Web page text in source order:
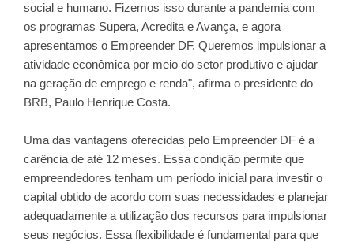
social e humano. Fizemos isso durante a pandemia com
os programas Supera, Acredita e Avança, e agora
apresentamos o Empreender DF. Queremos impulsionar a
atividade econômica por meio do setor produtivo e ajudar
na geração de emprego e renda", afirma o presidente do
BRB, Paulo Henrique Costa.
Uma das vantagens oferecidas pelo Empreender DF é a
carência de até 12 meses. Essa condição permite que
empreendedores tenham um período inicial para investir o
capital obtido de acordo com suas necessidades e planejar
adequadamente a utilização dos recursos para impulsionar
seus negócios. Essa flexibilidade é fundamental para que